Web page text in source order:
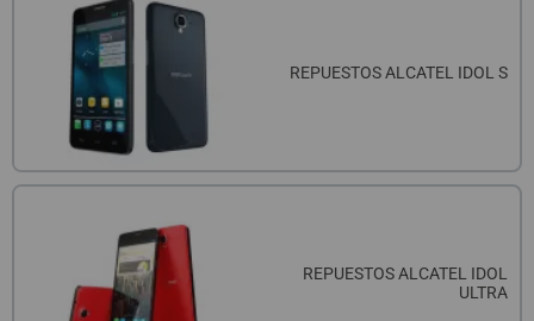
REPUESTOS ALCATEL IDOL S
REPUESTOS ALCATEL IDOL
ULTRA